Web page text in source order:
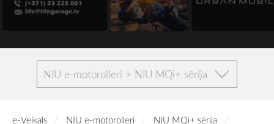
NIU e-motorolleri > NIU MQi+ sērija
e-Veikals NIU e-motorolleri
NIU MQi+ sērija